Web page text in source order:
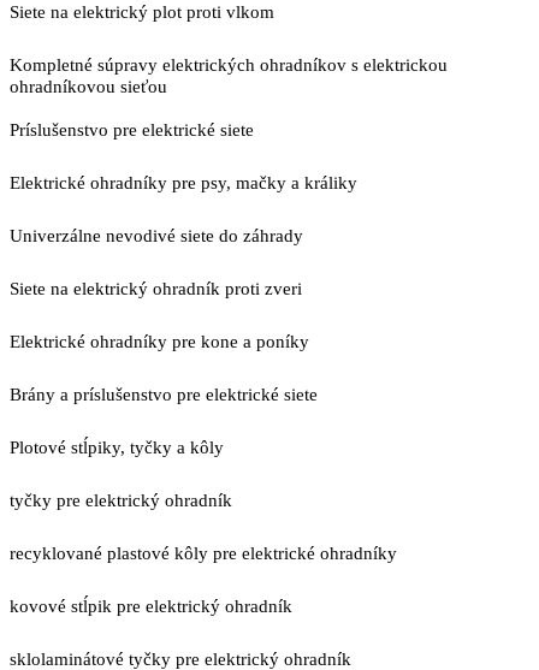
Siete na elektrický plot proti vlkom
Kompletné súpravy elektrických ohradníkov s elektrickou
ohradníkovou sieťou
Príslušenstvo pre elektrické siete
Elektrické ohradníky pre psy, mačky a králiky
Univerzálne nevodivé siete do záhrady
Siete na elektrický ohradník proti zveri
Elektrické ohradníky pre kone a poníky
Brány a príslušenstvo pre elektrické siete
Plotové stĺpiky, tyčky a kôly
tyčky pre elektrický ohradník
recyklované plastové kôly pre elektrické ohradníky
kovové stĺpik pre elektrický ohradník
sklolaminátové tyčky pre elektrický ohradník